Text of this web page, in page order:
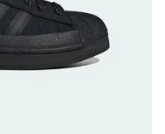
，回彈與防滑兼具的
2 WP：腳
的防水輕越野鞋